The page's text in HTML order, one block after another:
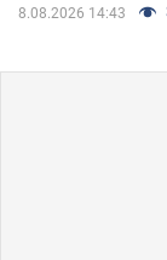
8.08.2026 14:43